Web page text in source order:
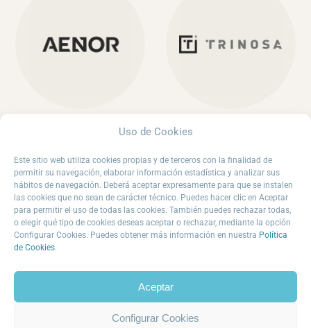
Uso de Cookies
Este sitio web utiliza cookies propias y de terceros con la finalidad de
permitir su navegación, elaborar información estadística y analizar sus
hábitos de navegación. Deberá aceptar expresamente para que se instalen
las cookies que no sean de carácter técnico. Puedes hacer clic en Aceptar
para permitir el uso de todas las cookies. También puedes rechazar todas,
o elegir qué tipo de cookies deseas aceptar o rechazar, mediante la opción
Configurar Cookies. Puedes obtener más información en nuestra Política
de Cookies.
Aceptar
Configurar Cookies